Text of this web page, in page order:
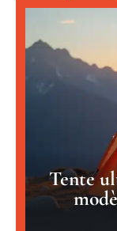
Tente